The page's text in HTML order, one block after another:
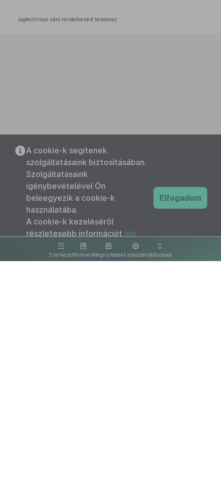
Jogtechnikai záró rendelkezést tartalmaz.
SzerkezetKeresésMegnyitottakEszköztárVáltozások
A cookie-k segítenek
szolgáltatásaink biztosításában.
Szolgáltatásaink
igénybevételével Ön
beleegyezik a cookie-k
használatába.
A cookie-k kezeléséről
részletesebb információt ide
kattintva olvashat.
Elfogadom